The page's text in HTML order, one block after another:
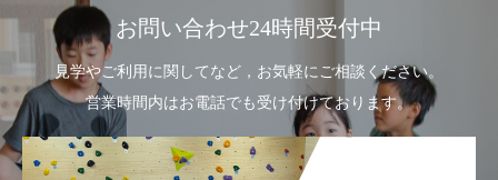
お問い合わせ24時間受付中
見学やご利用に関してなど，お気軽にご相談ください。
営業時間内はお電話でも受け付けております。